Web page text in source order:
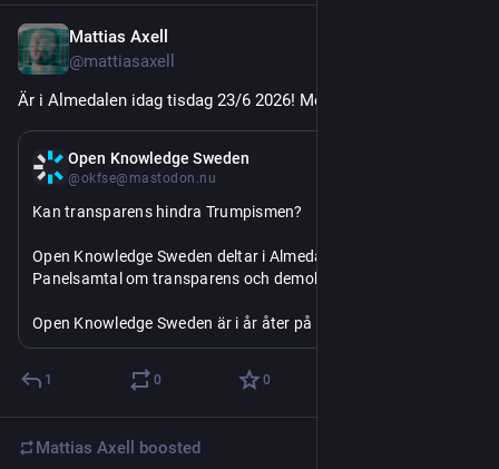
Mattias Axell
@mattiasaxell
Är i Almedalen idag tisdag 23/6 2026! Medverkar här.
Open Knowledge Sweden
@okfse@mastodon.nu
Kan transparens hindra Trumpismen?
Open Knowledge Sweden deltar i Almedalen 2026 –
Open Knowledge Sweden är i år åter på plats i Almedalen för
att bidra till samtalet om öppenhet, transparens och stärkt
demokratisk insyn. Tisdag den 23 juni 2026 kl. 08.00–09.00
medverkar vi i ett panelsamtal arrangerat av
okfn.se/2026/06/open-knowledge
1 0 0
Mattias Axell boosted